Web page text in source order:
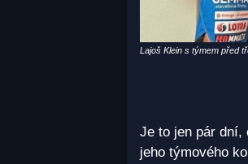
Lajoš Klein s týmem před
Je to jen pár dní,
jeho týmového